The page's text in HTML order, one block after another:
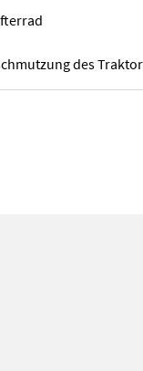
des
Neuwertig - wenig